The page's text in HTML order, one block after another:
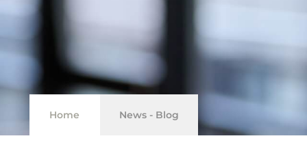
Home News - Blog